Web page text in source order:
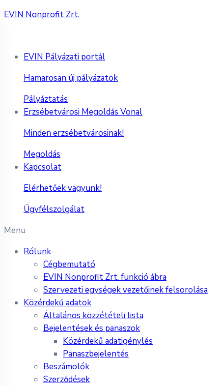
EVIN Nonprofit Zrt.
EVIN Pályázati portál
Hamarosan új pályázatok
Pályáztatás
Erzsébetvárosi Megoldás Vonal
Minden erzsébetvárosinak!
Megoldás
Kapcsolat
Elérhetőek vagyunk!
Ügyfélszolgálat
Menu
Rólunk
Cégbemutató
EVIN Nonprofit Zrt. funkció ábra
Szervezeti egységek vezetőinek felsorolása
Közérdekű adatok
Általános közzétételi lista
Bejelentések és panaszok
Közérdekű adatigénylés
Panaszbejelentés
Beszámolók
Szerződések